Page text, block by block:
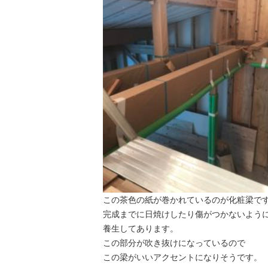
この茶色の紙が巻かれているのが化粧梁で
完成までに日焼けしたり傷がつかないよう
養生してあります。
この部分が吹き抜けになっているので
この梁がいいアクセントになりそうです。